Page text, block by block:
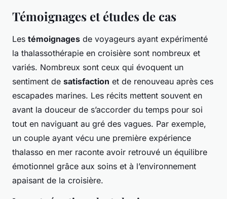
Témoignages et études de cas
Les témoignages de voyageurs ayant expérimenté
la thalassothérapie en croisière sont nombreux et
variés. Nombreux sont ceux qui évoquent un
sentiment de satisfaction et de renouveau après ces
escapades marines. Les récits mettent souvent en
avant la douceur de s’accorder du temps pour soi
tout en naviguant au gré des vagues. Par exemple,
un couple ayant vécu une première expérience
thalasso en mer raconte avoir retrouvé un équilibre
émotionnel grâce aux soins et à l’environnement
apaisant de la croisière.